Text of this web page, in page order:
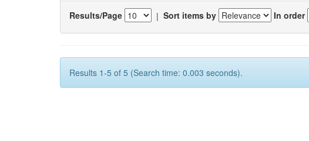
Results/Page | Sort items by In order
Results 1-5 of 5 (Search time: 0.003 seconds).